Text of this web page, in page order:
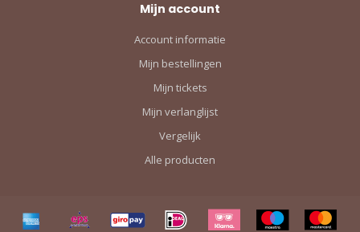
Mijn account
Account informatie
Mijn bestellingen
Mijn tickets
Mijn verlanglijst
Vergelijk
Alle producten